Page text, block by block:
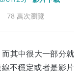
78 萬次瀏覽
其中很大一部分就
不穩定或者是影片